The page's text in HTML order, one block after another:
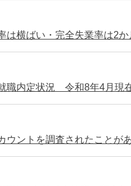
横ばい・完全失業率は2か
職内定状況 令和8年4月